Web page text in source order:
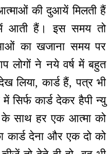
की दुआयें मिलती हैं
आती हैं। इस समय तो
का खजाना समय पर
लोगों ने नये वर्ष में बहुत
लिया, कार्ड हैं, पत्र भी
सिर्फ कार्ड देकर हैपी न्यु
के साथ हर एक आत्मा को
कार्ड देना और एक दो को